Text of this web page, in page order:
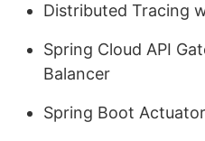
Distributed Tracing
Spring Cloud API
Balancer
Spring Boot